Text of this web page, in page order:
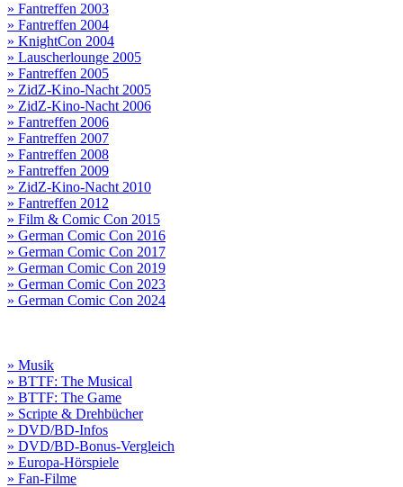
» Fantreffen 2003
» Fantreffen 2004
» KnightCon 2004
» Lauscherlounge 2005
» Fantreffen 2005
» ZidZ-Kino-Nacht 2005
» ZidZ-Kino-Nacht 2006
» Fantreffen 2006
» Fantreffen 2007
» Fantreffen 2008
» Fantreffen 2009
» ZidZ-Kino-Nacht 2010
» Fantreffen 2012
» Film & Comic Con 2015
» German Comic Con 2016
» German Comic Con 2017
» German Comic Con 2019
» German Comic Con 2023
» German Comic Con 2024
» Musik
» BTTF: The Musical
» BTTF: The Game
» Scripte & Drehbücher
» DVD/BD-Infos
» DVD/BD-Bonus-Vergleich
» Europa-Hörspiele
» Fan-Filme